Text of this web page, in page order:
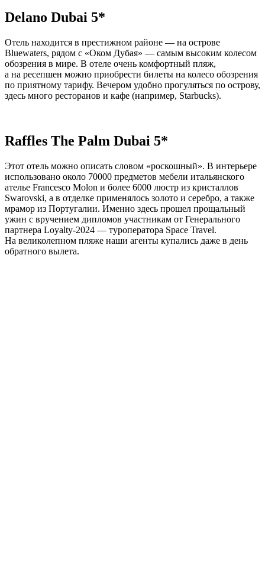
Delano Dubai 5*
Отель находится в престижном районе — на острове
Bluewaters, рядом с «Оком Дубая» — самым высоким колесом
обозрения в мире. В отеле очень комфортный пляж,
а на ресепшен можно приобрести билеты на колесо обозрения
по приятному тарифу. Вечером удобно прогуляться по острову,
здесь много ресторанов и кафе (например, Starbucks).
Raffles The Palm Dubai 5*
Этот отель можно описать словом «роскошный». В интерьере
использовано около 70000 предметов мебели итальянского
ателье Francesco Molon и более 6000 люстр из кристаллов
Swarovski, а в отделке применялось золото и серебро, а также
мрамор из Португалии. Именно здесь прошел прощальный
ужин с вручением дипломов участникам от Генерального
партнера Loyalty-2024 — туроператора Space Travel.
На великолепном пляже наши агенты купались даже в день
обратного вылета.